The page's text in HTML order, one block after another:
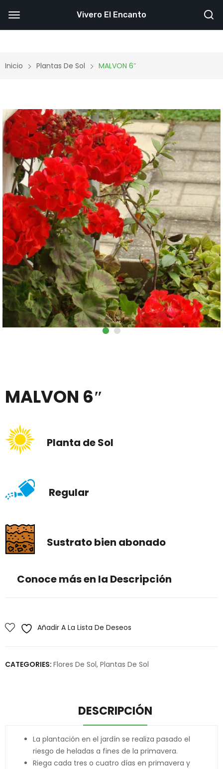
Inicio Plantas De Sol MALVON 6″
MALVON 6″
Planta de Sol
Regular
Sustrato bien abonado
Conoce más en la Descripción
Añadir A La Lista De Deseos
CATEGORIES: Flores De Sol, Plantas De Sol
DESCRIPCIÓN
La plantación en el jardín se realiza pasado el
riesgo de heladas a fines de la primavera.
Riega cada tres o cuatro días en primavera y
Vivero El Encanto